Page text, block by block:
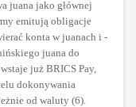
juana jako głównej
emitują obligacje
konta w juanach i -
juana do
już BRICS Pay,
dokonywania
od waluty (6).